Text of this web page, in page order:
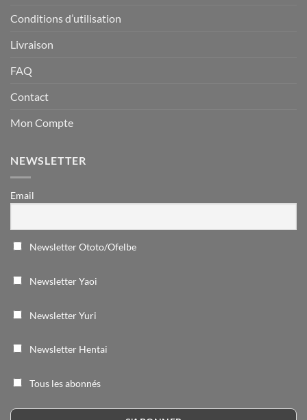
Conditions d’utilisation
Livraison
FAQ
Contact
Mon Compte
NEWSLETTER
Email
Newsletter Ototo/Ofelbe
Newsletter Yaoi
Newsletter Yuri
Newsletter Hentai
Tous les abonnés